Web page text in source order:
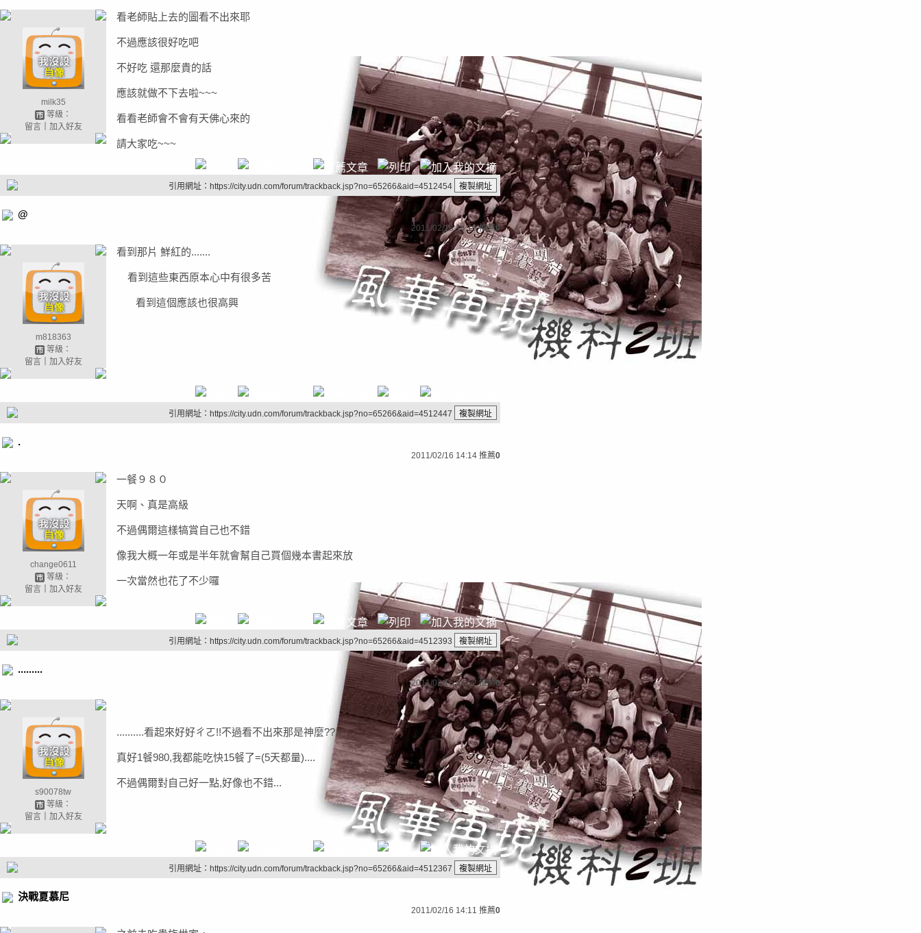
milk35
等級：
留言｜ 加入好友
看老師貼上去的圖看不出來耶
不過應該很好吃吧
不好吃 還那麼貴的話
應該就做不下去啦~~~
看看老師會不會有天佛心來的
請大家吃~~~
引用網址：https://city.udn.com/forum/trackback.jsp?no=65266&aid=4512454
@
2011/02/16 14:19推薦0
m818363
等級：
留言｜ 加入好友
看到那片 鮮紅的.......
看到這些東西原本心中有很多苦
看到這個應該也很高興
引用網址：https://city.udn.com/forum/trackback.jsp?no=65266&aid=4512447
.
2011/02/16 14:14 推薦0
change0611
等級：
留言｜ 加入好友
一餐９８０
天啊、真是高級
不過偶爾這樣犒賞自己也不錯
像我大概一年或是半年就會幫自己買個幾本書起來放
一次當然也花了不少囉
引用網址：https://city.udn.com/forum/trackback.jsp?no=65266&aid=4512393
.........
2011/02/16 14:12推薦0
s90078tw
等級：
留言｜ 加入好友
..........看起來好好ㄔㄛ!!不過看不出來那是神麼??
真好1餐980,我都能吃快15餐了=(5天都量)....
不過偶爾對自己好一點,好像也不錯...
引用網址：https://city.udn.com/forum/trackback.jsp?no=65266&aid=4512367
決戰夏慕尼
2011/02/16 14:11 推薦0